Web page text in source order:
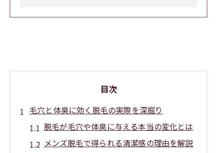
目次
毛穴と体臭に効く脱毛の実際を深掘り
脱毛が毛穴や体臭に与える本当の変化とは
メンズ脱毛で得られる清潔感の理由を解説